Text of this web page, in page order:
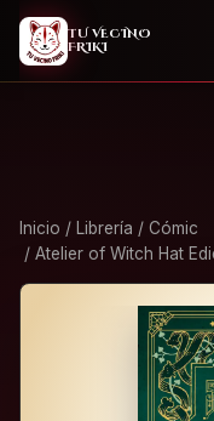
2X1 2x1 en todo
TU VECINO
FRIKI
Inicio / Librería / Cómic
/ Atelier of Witch Hat